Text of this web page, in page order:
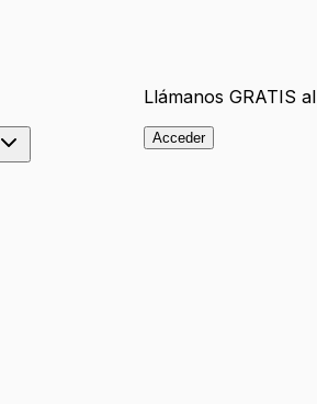
Llámanos GRATIS al
Acceder